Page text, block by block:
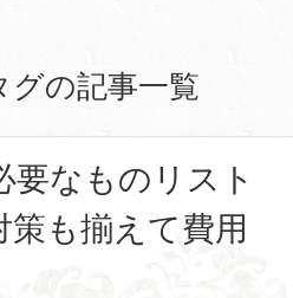
グの記事一覧
要なものリスト
も揃えて費用